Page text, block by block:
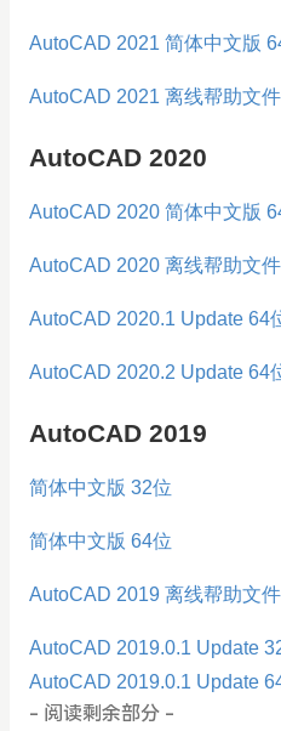
AutoCAD 2021 简体中文版
AutoCAD 2021 离线帮助文件
AutoCAD 2020
AutoCAD 2020 简体中文版
AutoCAD 2020 离线帮助文件
AutoCAD 2020.1 Update 64
AutoCAD 2020.2 Update 64
AutoCAD 2019
简体中文版 32位
简体中文版 64位
AutoCAD 2019 离线帮助文件
AutoCAD 2019.0.1 Update
AutoCAD 2019.0.1 Update
- 阅读剩余部分 -